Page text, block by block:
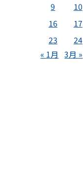
9
10
16
17
23
24
« 1月 3月 »